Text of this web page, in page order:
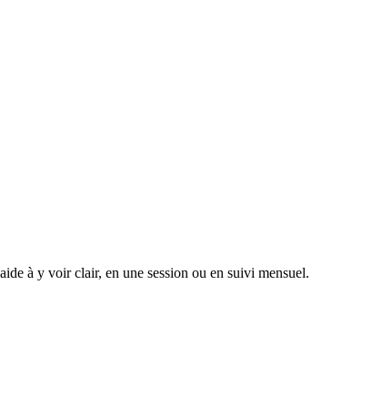
à y voir clair, en une session ou en suivi mensuel.